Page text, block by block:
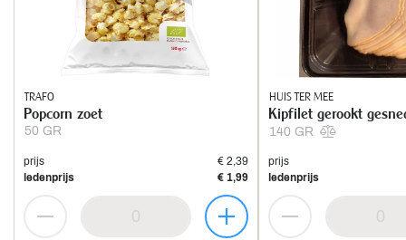
TRAFO
50 GR
Popcorn zoet
prijs
€ 2,39
ledenprijs
€ 1,99
HUIS TER MEE
140 GR
Kipfilet gerookt
prijs
ledenprijs